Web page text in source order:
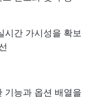
시간 가시성을 확보
기능과 옵션 배열을